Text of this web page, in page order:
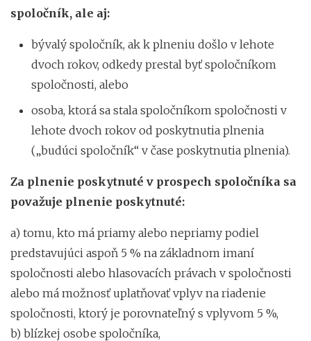
spoločník, ale aj:
bývalý spoločník, ak k plneniu došlo v lehote
dvoch rokov, odkedy prestal byť spoločníkom
spoločnosti, alebo
osoba, ktorá sa stala spoločníkom spoločnosti v
lehote dvoch rokov od poskytnutia plnenia
(„budúci spoločník“ v čase poskytnutia plnenia).
Za plnenie poskytnuté v prospech spoločníka sa
považuje plnenie poskytnuté:
a) tomu, kto má priamy alebo nepriamy podiel
predstavujúci aspoň 5 % na základnom imaní
spoločnosti alebo hlasovacích právach v spoločnosti
alebo má možnosť uplatňovať vplyv na riadenie
spoločnosti, ktorý je porovnateľný s vplyvom 5 %,
b) blízkej osobe spoločníka,